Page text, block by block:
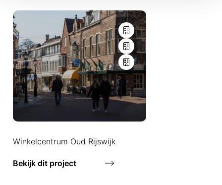
Winkelcentrum Oud Rijswijk
Bekijk dit project